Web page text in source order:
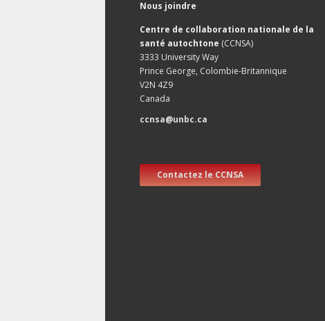
Nous joindre
Centre de collaboration nationale de la
santé autochtone (CCNSA)
3333 University Way
Prince George, Colombie-Britannique
V2N 4Z9
Canada
ccnsa@unbc.ca
Contactez le CCNSA